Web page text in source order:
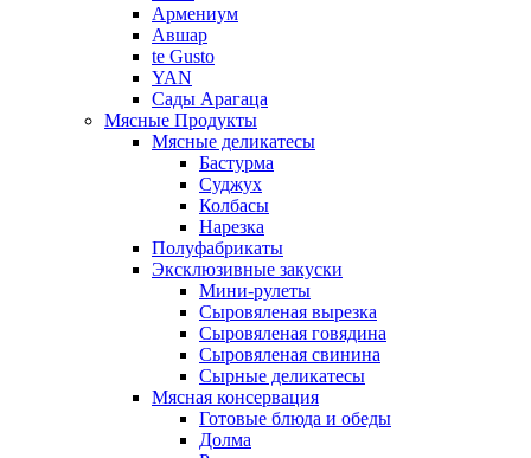
Армениум
Авшар
te Gusto
YAN
Сады Арагаца
Мясные Продукты
Мясные деликатесы
Бастурма
Суджух
Колбасы
Нарезка
Полуфабрикаты
Эксклюзивные закуски
Мини-рулеты
Сыровяленая вырезка
Сыровяленая говядина
Сыровяленая свинина
Сырные деликатесы
Мясная консервация
Готовые блюда и обеды
Долма